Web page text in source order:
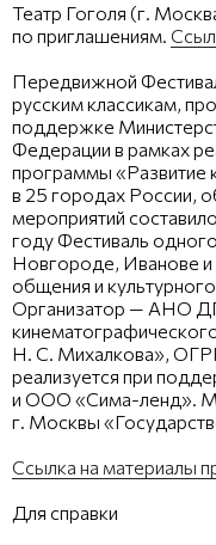
Театр Гоголя (г.
по приглашениям.
Передвижной
русским классикам,
поддержке
Федерации в рамках
программы «Развитие
в 25 городах России,
мероприятий
году Фестиваль
Новгороде, Иванове и
общения и
Организатор — АНО
Н. С. Михалкова»,
реализуется при
и ООО «Сима-ленд».
г. Москвы
Ссылка на материалы
Для справки